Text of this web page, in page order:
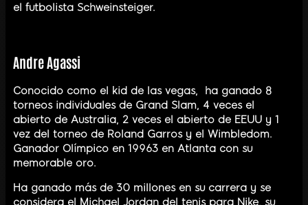
el futbolista Schweinsteiger.
Andre Agassi
Conocido como el kid de las vegas, ha ganado 8
torneos individuales de Grand Slam, 4 veces el
abierto de Australia, 2 veces el abierto de EEUU y 1
vez del torneo de Roland Garros y el Wimbledom.
Ganador Olímpico en 19963 en Atlanta con su
memorable oro.
Ha ganado más de 30 millones en su carrera y se
considera el Michael Jordan del tenis para Nike, su